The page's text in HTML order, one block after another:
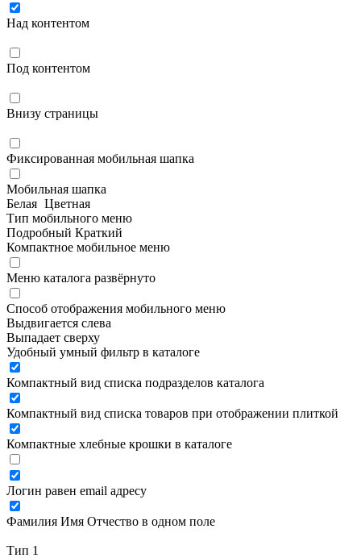
Над контентом
Под контентом
Внизу страницы
Фиксированная мобильная шапка
Мобильная шапка
Белая Цветная
Тип мобильного меню
Подробный Краткий
Компактное мобильное меню
Меню каталога развёрнуто
Способ отображения мобильного меню
Выдвигается слева
Выпадает сверху
Удобный умный фильтр в каталоге
Компактный вид списка подразделов каталога
Компактный вид списка товаров при отображении плиткой
Компактные хлебные крошки в каталоге
Логин равен email адресу
Фамилия Имя Отчество в одном поле
Тип 1